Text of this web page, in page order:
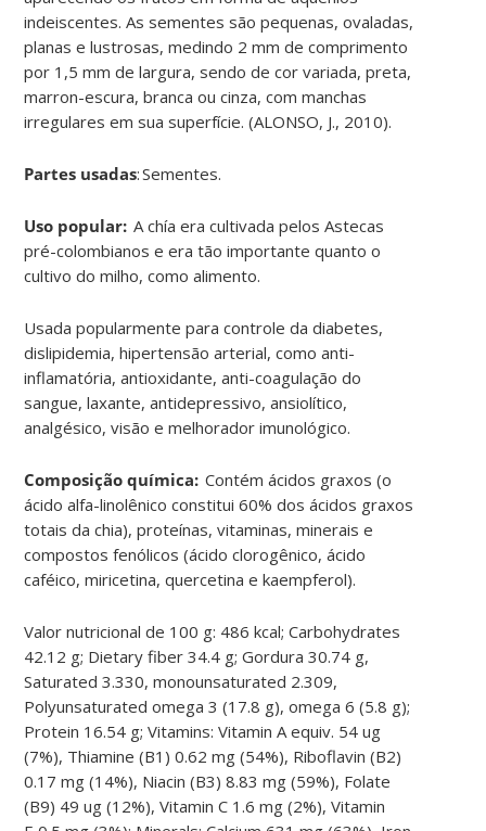
indeiscentes. As sementes são pequenas, ovaladas,
planas e lustrosas, medindo 2 mm de comprimento
por 1,5 mm de largura, sendo de cor variada, preta,
marron-escura, branca ou cinza, com manchas
irregulares em sua superfície. (ALONSO, J., 2010).
Partes usadas:Sementes.
Uso popular: A chía era cultivada pelos Astecas
pré-colombianos e era tão importante quanto o
cultivo do milho, como alimento.
Usada popularmente para controle da diabetes,
dislipidemia, hipertensão arterial, como anti-
inflamatória, antioxidante, anti-coagulação do
sangue, laxante, antidepressivo, ansiolítico,
analgésico, visão e melhorador imunológico.
Composição química:Contém ácidos graxos (o
ácido alfa-linolênico constitui 60% dos ácidos graxos
totais da chia), proteínas, vitaminas, minerais e
compostos fenólicos (ácido clorogênico, ácido
caféico, miricetina, quercetina e kaempferol).
Valor nutricional de 100 g: 486 kcal; Carbohydrates
42.12 g; Dietary fiber 34.4 g;Gordura 30.74 g,
Saturated 3.330, monounsaturated 2.309,
Polyunsaturated omega 3 (17.8 g), omega 6 (5.8 g);
Protein 16.54 g; Vitamins: Vitamin A equiv. 54 ug
(7%), Thiamine (B1) 0.62 mg (54%), Riboflavin (B2)
0.17 mg (14%), Niacin (B3) 8.83 mg (59%), Folate
(B9) 49 ug (12%), Vitamin C 1.6 mg (2%), Vitamin